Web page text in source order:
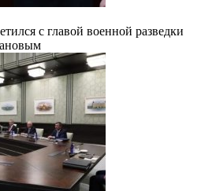
с главой военной разведки